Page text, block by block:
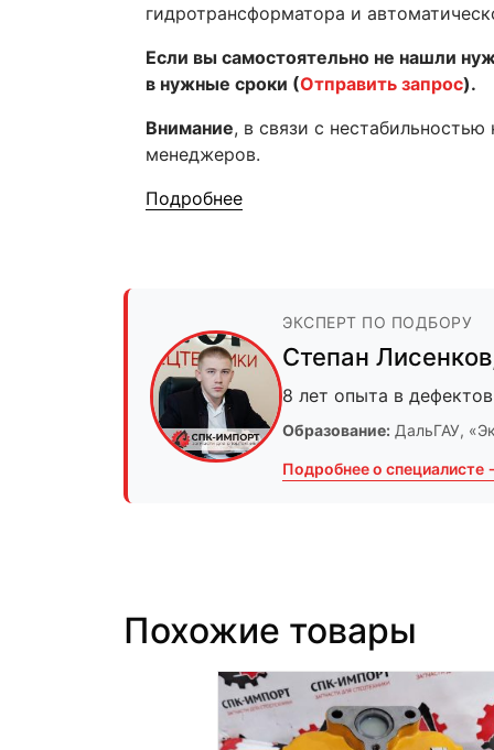
гидротрансформатора и
Если вы самостоятельно не нашли
в нужные сроки (Отправить запрос).
Внимание, в связи с
менеджеров.
Подробнее
ЭКСПЕРТ ПО ПОДБОРУ
Степан Лисенков
8 лет опыта в
Образование: ДальГАУ,
Подробнее о специалисте
Похожие товары